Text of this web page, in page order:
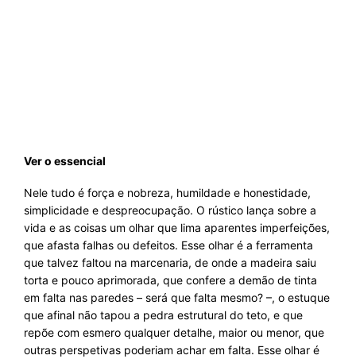
Ver o essencial
Nele tudo é força e nobreza, humildade e honestidade,
simplicidade e despreocupação. O rústico lança sobre a
vida e as coisas um olhar que lima aparentes imperfeições,
que afasta falhas ou defeitos. Esse olhar é a ferramenta
que talvez faltou na marcenaria, de onde a madeira saiu
torta e pouco aprimorada, que confere a demão de tinta
em falta nas paredes – será que falta mesmo? –, o estuque
que afinal não tapou a pedra estrutural do teto, e que
repõe com esmero qualquer detalhe, maior ou menor, que
outras perspetivas poderiam achar em falta. Esse olhar é